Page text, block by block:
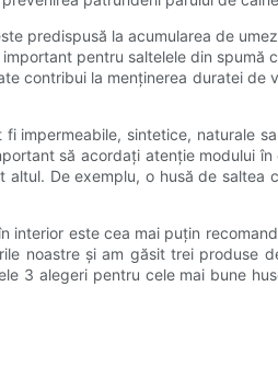
predispusă la acumularea de
pentru saltelele din
contribui la menținerea duratei
impermeabile, sintetice, naturale
să acordați atenție modului
De exemplu, o husă de
este cea mai puțin
noastre și am găsit trei produse
3 alegeri pentru cele mai bune